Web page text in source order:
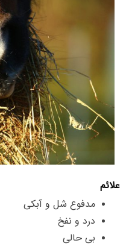
علائم
مدفوع شل و آبکی
درد و نفخ
بی حالی